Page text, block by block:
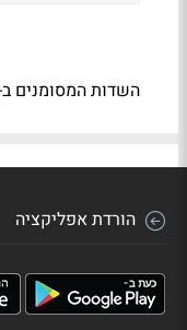
השדות המסומנים
הורדת אפליקציה